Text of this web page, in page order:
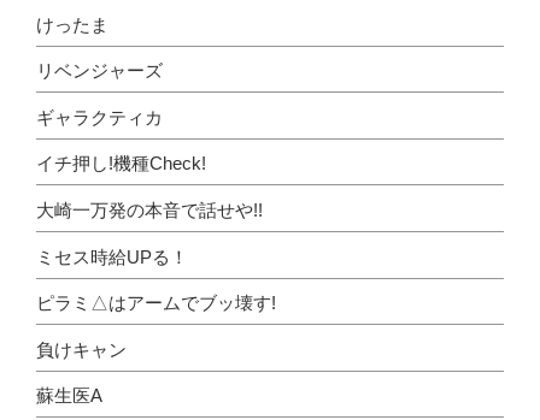
けったま
リベンジャーズ
ギャラクティカ
イチ押し!機種Check!
大崎一万発の本音で話せや!!
ミセス時給UPる！
ピラミ△はアームでブッ壊す!
負けキャン
蘇生医A